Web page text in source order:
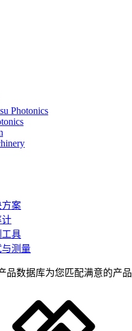
Photonics
案
计
具
测量
品数据库为您匹配满意的产品